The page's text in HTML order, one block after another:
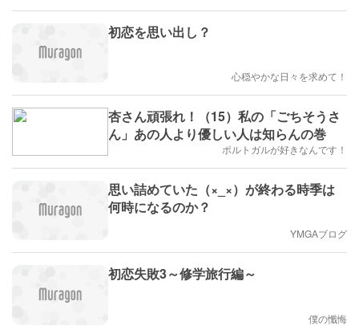
初恋を思い出し？
心穏やかな日々を求めて！
杏さん頑張れ！（15）私の「ごちそうさ
ん」あの人より優しい人は知らんの巻
ポルトガルが好きなんです！
思い詰めていた（×_×）が終わる時季は
何時になるのか？
YMGAブログ
初恋失敗3～修学旅行編～
僕の懺悔